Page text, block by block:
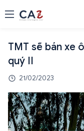
TMT sẽ bán xe
quý II
21/02/2023